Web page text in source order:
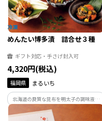
めんたい博多漬 詰合せ３種
ギフト対応・手さげ封入可
4,320円(税込)
福岡県 まるいち
北海道の良質な昆布を明太子の調味液に
漬込み、辛子明太子と清涼感のある「ゆ
ず」を加えて仕上げた「明太子屋さん」